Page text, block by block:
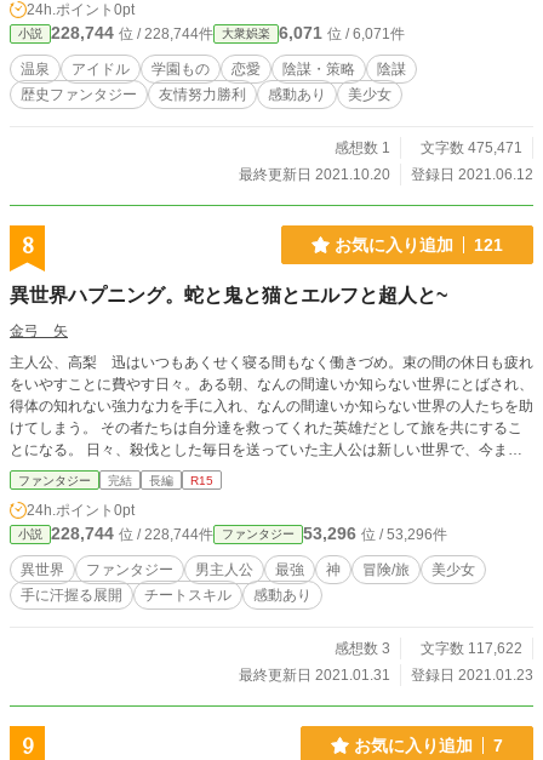
講座やカジノ講座等、およそ旅館経営とは思えない講座の
数々に面食らうアキたち。 テレビ局中継の下、日本各地の温
泉地で行われる実習講座では、数々の事件とトラブルが次々
と発生！ そんな中、ひょんな事からアキたちはアイドルに目
覚め、アイドル界の頂点を目指していく事になるのだ
されていた。 そして政財界をも巻き込む学園長の陰謀が動き
始める。 更に外国犯罪組織の日本侵略の魔の手が刻々と迫
の迷宮。 光の先に見えた、新たな未来とは? 温泉旅館の未来
を切り開く少女達の成長を軸に多彩な顔ぶれの活躍を描く、
24h.ポイント 0pt
小説 228,744 位 / 228,744件 大衆娯楽 6,071 位 / 6,071件
温泉 アイドル 学園もの 恋愛 陰謀・策略
陰謀
歴史ファンタジー
友情努力勝利 感動あり 美少女
感想数 1
文字数 475,471
最終更新日 2021.10.20
登録日 2021.06.12
8 お気に入り追加 121
異世界ハプニング。蛇と鬼と猫とエルフと超人と~
金弓 矢
主人公、高梨 迅はいつもあくせく寝る間もなく働きづめ。束の間の休日も疲れ
をいやすことに費やす日々。ある朝、なんの間違いか知らない世界にとばされ、
得体の知れない強力な力を手に入れ、なんの間違いか知らない世界の人たちを助
けてしまう。 その者たちは自分達を救ってくれた英雄だとして旅を共にするこ
とになる。 日々、殺伐とした毎日を送っていた主人公は新しい世界で、今まで
得られなかった感情を、確認しながら五人の仲間と日常を過ごす。 とっても素
敵で美人な二人の女性、エルフと蛇女。と、ワンパクでいたずら好きなちびっこ
達、猫獣人、鬼人、超人。との、闘いと笑いありの物語です。 ※小説家になろ
う、カクヨム、掲載しています
ファンタジー 完結 長編 R15
24h.ポイント 0pt
小説 228,744 位 / 228,744件 ファンタジー 53,296 位 / 53,296件
異世界 ファンタジー 男主人公 最強 神 冒険/旅
美少女
手に汗握る展開
チートスキル 感動あり
感想数 3
文字数 117,622
最終更新日 2021.01.31
登録日 2021.01.23
9 お気に入り追加 7